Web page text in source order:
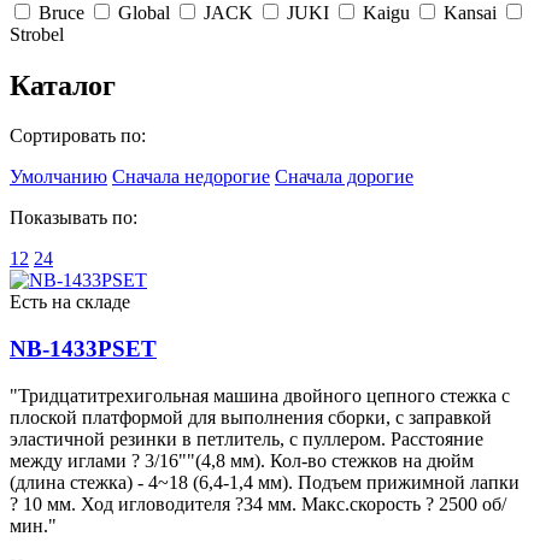
Bruce
Global JACK JUKI Kaigu
Kansai
Strobel
Каталог
Сортировать по:
Умолчанию Сначала недорогие Сначала дорогие
Показывать по:
12 24
Есть на складе
NB-1433PSET
"Тридцатитрехигольная машина двойного цепного стежка с
плоской платформой для выполнения сборки, с заправкой
эластичной резинки в петлитель, с пуллером. Расстояние
между иглами ? 3/16""(4,8 мм). Кол-во стежков на дюйм
(длина стежка) - 4~18 (6,4-1,4 мм). Подъем прижимной лапки
? 10 мм. Ход игловодителя ?34 мм. Макс.скорость ? 2500 об/
мин."